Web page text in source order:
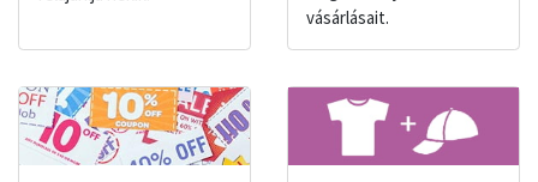
vásárlásait.